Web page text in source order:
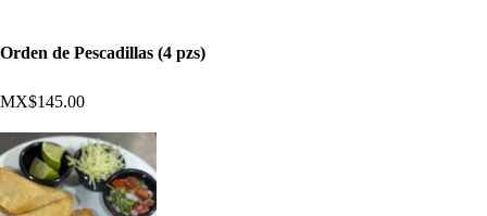
Orden de Pescadillas (4 pzs)
MX$145.00